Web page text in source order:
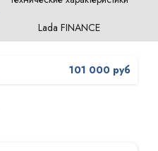
Lada FINANCE
101 000 руб